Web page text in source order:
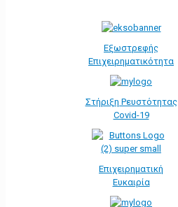
Εξωστρεφής
Επιχειρηματικότητα
Στήριξη Ρευστότητας
Covid-19
Επιχειρηματική
Ευκαιρία